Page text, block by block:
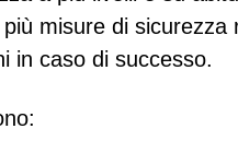
misure di sicurezza
in caso di successo.